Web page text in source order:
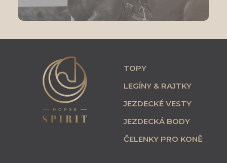
TOPY
LEGÍNY & RAJTKY
JEZDECKÉ VESTY
JEZDECKÁ BODY
ČELENKY PRO KONĚ